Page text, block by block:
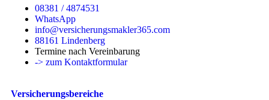
08381 / 4874531
WhatsApp
info@versicherungsmakler365.com
88161 Lindenberg
Termine nach Vereinbarung
-> zum Kontaktformular
Versicherungsbereiche